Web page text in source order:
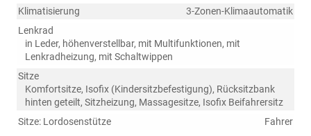
Klimatisierung
3-Zonen-Klimaautomatik
Lenkrad
in Leder, höhenverstellbar, mit Multifunktionen, mit
Lenkradheizung, mit Schaltwippen
Sitze
Komfortsitze, Isofix (Kindersitzbefestigung), Rücksitzbank
hinten geteilt, Sitzheizung, Massagesitze, Isofix Beifahrersitz
Sitze: Lordosenstütze
Fahrer